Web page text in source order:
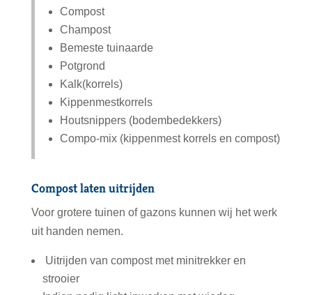
Compost
Champost
Bemeste tuinaarde
Potgrond
Kalk(korrels)
Kippenmestkorrels
Houtsnippers (bodembedekkers)
Compo-mix (kippenmest korrels en compost)
Compost laten uitrijden
Voor grotere tuinen of gazons kunnen wij het werk
uit handen nemen.
Uitrijden van compost met minitrekker en
strooier